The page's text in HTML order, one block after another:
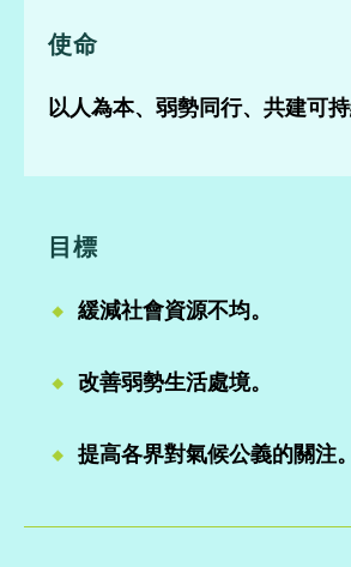
使命
以人為本、弱勢同行、共建可持
目標
緩減社會資源不均。
改善弱勢生活處境。
提高各界對氣候公義的關注。